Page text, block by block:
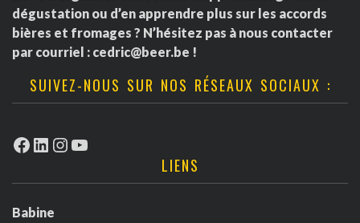
dégustation ou d’en apprendre plus sur les accords
bières et fromages ? N’hésitez pas à nous contacter
par courriel : cedric@beer.be !
SUIVEZ-NOUS SUR NOS RÉSEAUX SOCIAUX :
Facebook
LinkedIn
Instagram
YouTube
LIENS
Babine